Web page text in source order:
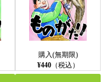
購入(無期限)
¥440（税込）